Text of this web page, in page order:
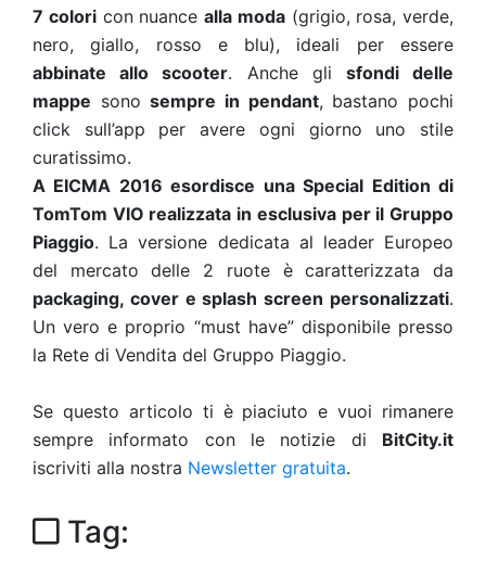
7 coloricon nuance alla moda(grigio, rosa, verde,
nero, giallo, rosso e blu), ideali per essere
abbinate allo scooter. Anche gli sfondi delle
mappe sonosempre in pendant, bastano pochi
click sull’app per avere ogni giorno uno stile
curatissimo.
A EICMA 2016 esordisce una Special Edition di
TomTom VIO realizzata in esclusiva per il Gruppo
Piaggio. La versione dedicata al leader Europeo
del mercato delle 2 ruote è caratterizzata da
packaging, cover e splash screen personalizzati.
Un vero e proprio “must have” disponibile presso
la Rete di Vendita del Gruppo Piaggio.
Se questo articolo ti è piaciuto e vuoi rimanere
sempre informato con le notizie di BitCity.it
iscriviti alla nostra Newsletter gratuita.
Tag: